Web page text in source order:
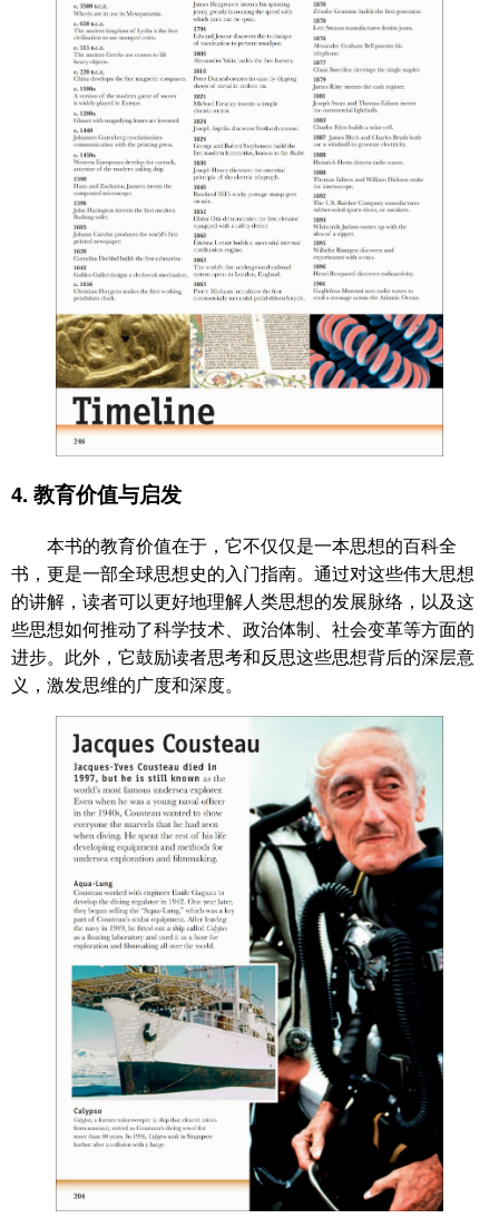
4. 教育价值与启发
本书的教育价值在于，它不仅仅是一本思想的百科全
书，更是一部全球思想史的入门指南。通过对这些伟大思想
的讲解，读者可以更好地理解人类思想的发展脉络，以及这
些思想如何推动了科学技术、政治体制、社会变革等方面的
进步。此外，它鼓励读者思考和反思这些思想背后的深层意
义，激发思维的广度和深度。